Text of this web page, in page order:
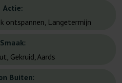
Actie:
ontspannen, Langetermijn
Smaak:
Gekruid, Aards
Buiten: